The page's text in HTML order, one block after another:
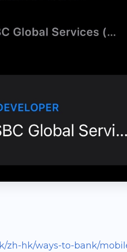
zh-hk/ways-to-bank/